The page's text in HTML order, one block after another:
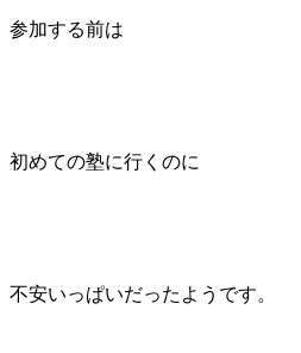
参加する前は
初めての塾に行くのに
不安いっぱいだったようです。